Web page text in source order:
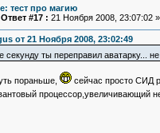
тест про магию
Ответ #17 : 21 Ноября 2008, 23:07:02 »
от 21 Ноября 2008, 23:02:49
секунду ты переправил
пораньше,
сейчас просто СИД
процессор,увеличивающий